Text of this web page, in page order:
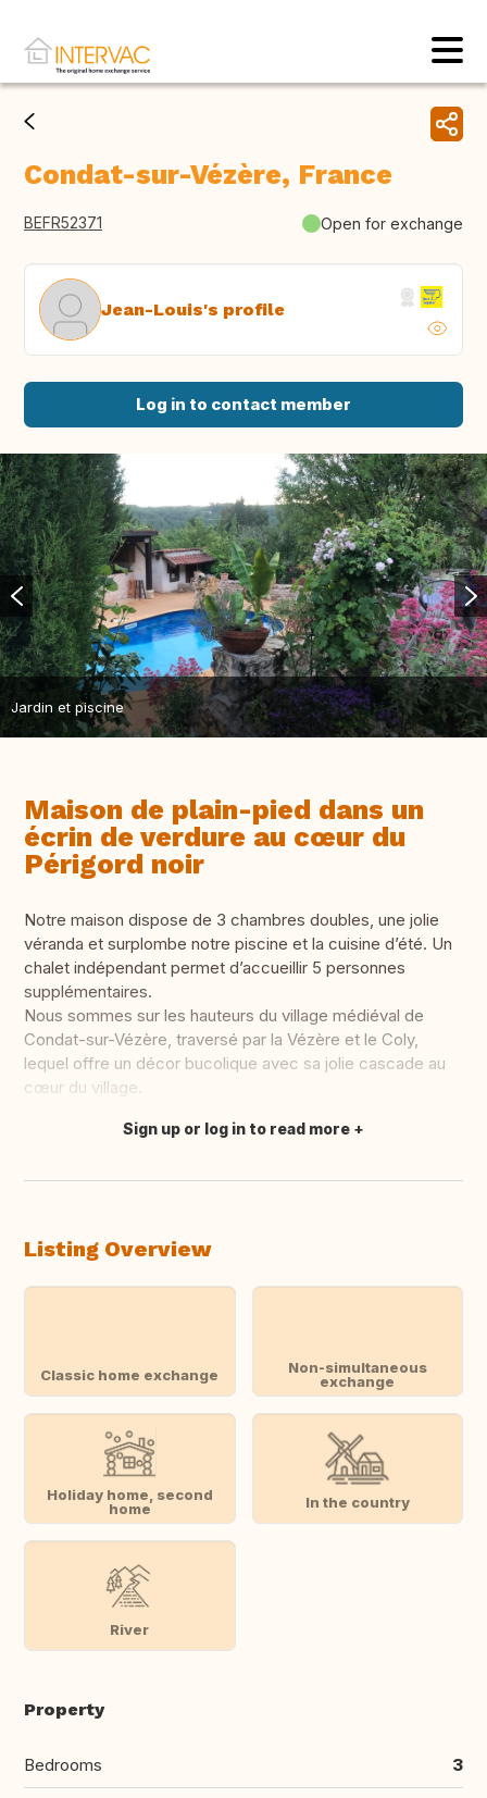
Condat-sur-Vézère, France
BEFR52371 Open for exchange
Jean-Louis's profile
Log in to contact member
Jardin et piscine
Maison de plain-pied dans un
écrin de verdure au cœur du
Périgord noir
Notre maison dispose de 3 chambres doubles, une jolie
véranda et surplombe notre piscine et la cuisine d’été. Un
chalet indépendant permet d’accueillir 5 personnes
supplémentaires.
Nous sommes sur les hauteurs du village médiéval de
Condat-sur-Vézère, traversé par la Vézère et le Coly,
lequel offre un décor bucolique avec sa jolie cascade au
cœur du village.
Translate this
Sign up or log in to read more
Listing Overview
Classic home exchange
Non-simultaneous
exchange
Holiday home, second
home
In the country
River
Property
Bedrooms 3